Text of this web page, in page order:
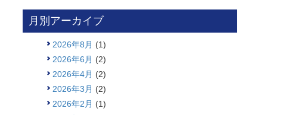
月別アーカイブ
2026年8月 (1)
2026年6月 (2)
2026年4月 (2)
2026年3月 (2)
2026年2月 (1)